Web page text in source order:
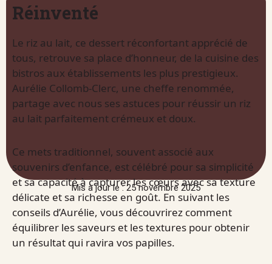
Mis à jour le : 25 novembre 2025
Réinventé
Le riz au lait, ce dessert réconfortant apprécié de
tous, retrouve sa place d’honneur, de la cuisine des
bistros aux établissements les plus prestigieux.
Aurélie Collomb-Clerc, une cheffe renommée,
partage avec nous ses astuces pour réussir un riz
au lait parfaitement crémeux et doux.
Ce mets traditionnel, souvent associé aux
souvenirs d’enfance, est célébré pour sa simplicité
et sa capacité à capturer les cœurs avec sa texture
délicate et sa richesse en goût. En suivant les
conseils d’Aurélie, vous découvrirez comment
équilibrer les saveurs et les textures pour obtenir
un résultat qui ravira vos papilles.